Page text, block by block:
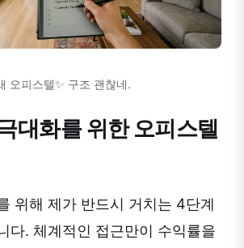
오피스텔✨ 구조 괜찮네.
대화를 위한 오피스텔
위해 제가 반드시 거치는 4단계
다. 체계적인 접근만이 수익률을